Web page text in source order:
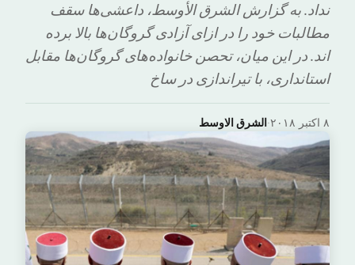
نداد. به گزارش الشرق الأوسط، داعشی‌ها سقف
مطالبات خود را در ازای آزادی گروگان‌ها بالا برده
اند. در این میان، تحصن خانواده‌های گروگان‌ها مقابل
استانداری، با تیراندازی در ساخ
الشرق الاوسط· ۸ اکتبر ۲۰۱۸